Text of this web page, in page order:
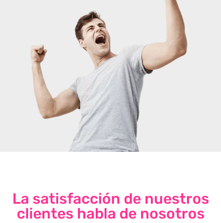
La satisfacción de nuestros
clientes habla de nosotros